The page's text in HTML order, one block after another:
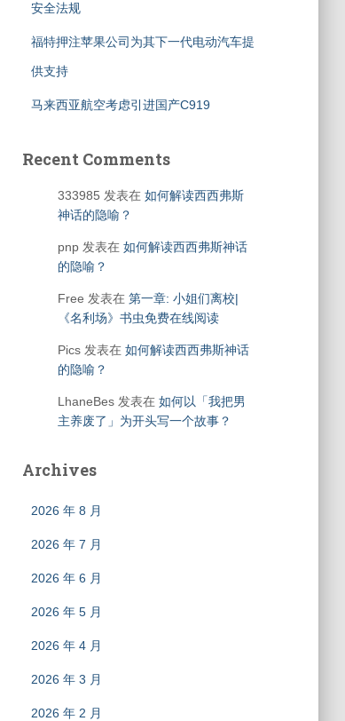
安全法规
福特押注苹果公司为其下一代电动汽车提
供支持
马来西亚航空考虑引进国产C919
Recent Comments
333985 发表在 如何解读西西弗斯
神话的隐喻？
pnp发表在 如何解读西西弗斯神话
的隐喻？
Free 发表在 第一章: 小姐们离校|
《名利场》书虫免费在线阅读
Pics发表在 如何解读西西弗斯神话
的隐喻？
LhaneBes发表在 如何以「我把男
主养废了」为开头写一个故事？
Archives
2026 年 8 月
2026 年 7 月
2026 年 6 月
2026 年 5 月
2026 年 4 月
2026 年 3 月
2026 年 2 月